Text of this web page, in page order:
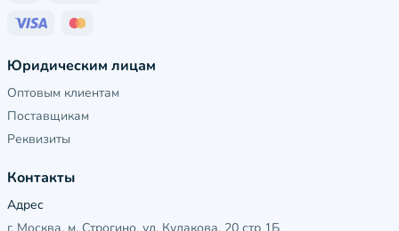
Юридическим лицам
Оптовым клиентам
Поставщикам
Реквизиты
Контакты
Адрес